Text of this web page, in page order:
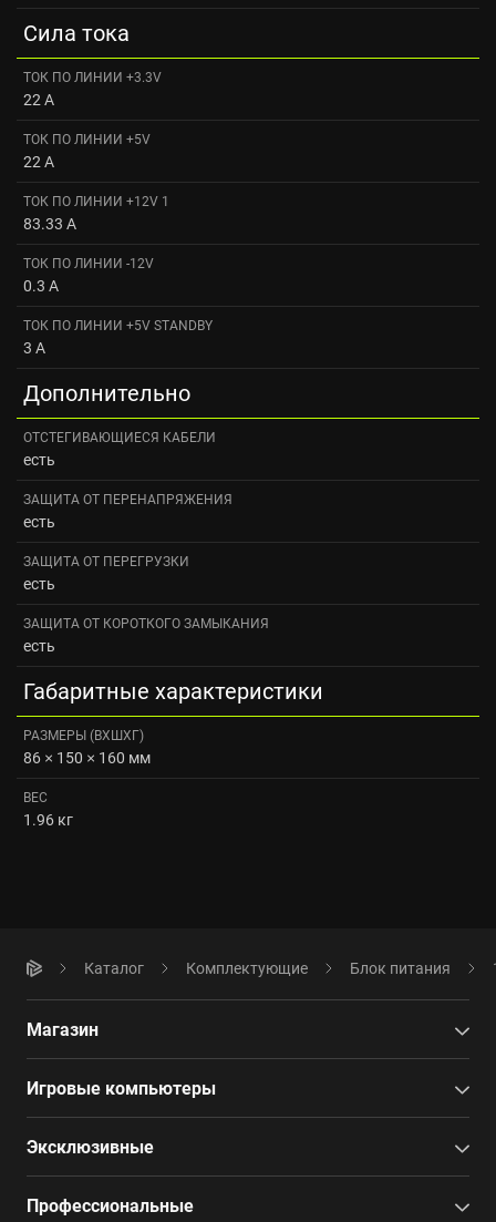
Сила тока
ТОК ПО ЛИНИИ +3.3V
22 A
ТОК ПО ЛИНИИ +5V
22 А
ТОК ПО ЛИНИИ +12V 1
83.33 А
ТОК ПО ЛИНИИ -12V
0.3 A
ТОК ПО ЛИНИИ +5V STANDBY
3 A
Дополнительно
ОТСТЕГИВАЮЩИЕСЯ КАБЕЛИ
есть
ЗАЩИТА ОТ ПЕРЕНАПРЯЖЕНИЯ
есть
ЗАЩИТА ОТ ПЕРЕГРУЗКИ
есть
ЗАЩИТА ОТ КОРОТКОГО ЗАМЫКАНИЯ
есть
Габаритные характеристики
РАЗМЕРЫ (ВXШXГ)
86 × 150 × 160 мм
ВЕС
1.96 кг
Каталог Комплектующие Блок питания
Магазин
Игровые компьютеры
Эксклюзивные
Профессиональные